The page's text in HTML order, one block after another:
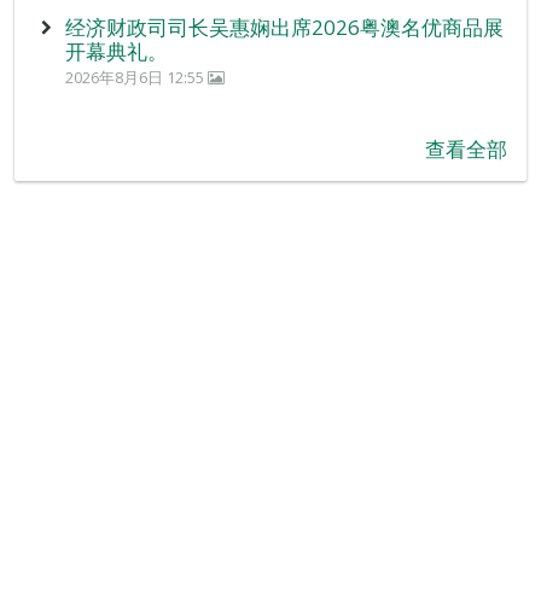
经济财政司司长吴惠娴出席2026粤澳名优商品展
开幕典礼。
2026年8月6日 12:55
查看全部